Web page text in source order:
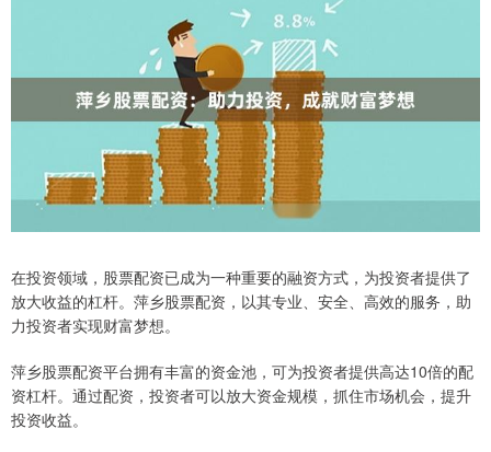
在投资领域，股票配资已成为一种重要的融资方式，为投资者提供了
放大收益的杠杆。萍乡股票配资，以其专业、安全、高效的服务，助
力投资者实现财富梦想。
萍乡股票配资平台拥有丰富的资金池，可为投资者提供高达10倍的配
资杠杆。通过配资，投资者可以放大资金规模，抓住市场机会，提升
投资收益。